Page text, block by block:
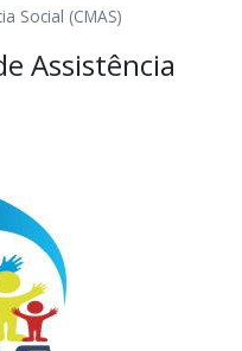
Social (CMAS)
Assistência